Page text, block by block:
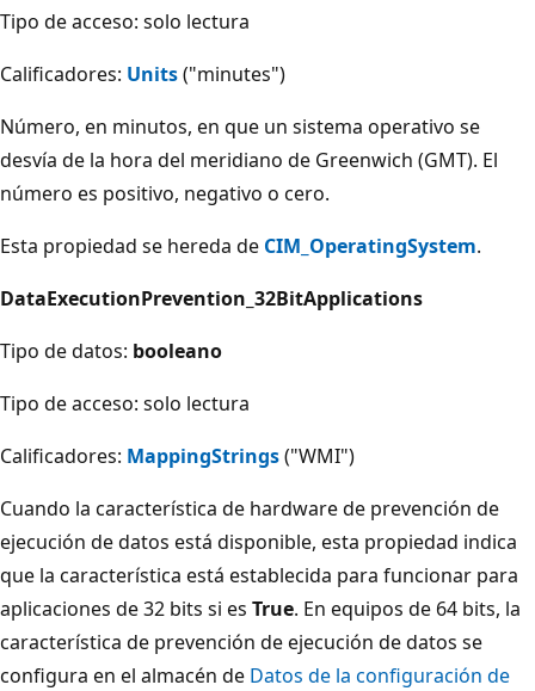
Tipo de acceso: solo lectura
Calificadores: Units("minutes")
Número, en minutos, en que un sistema operativo se
desvía de la hora del meridiano de Greenwich (GMT). El
número es positivo, negativo o cero.
Esta propiedad se hereda de CIM_OperatingSystem.
DataExecutionPrevention_32BitApplications
Tipo de datos: booleano
Tipo de acceso: solo lectura
Calificadores: MappingStrings("WMI")
Cuando la característica de hardware de prevención de
ejecución de datos está disponible, esta propiedad indica
que la característica está establecida para funcionar para
aplicaciones de 32 bits si es True. En equipos de 64 bits, la
característica de prevención de ejecución de datos se
configura en el almacén de Datos de la configuración de